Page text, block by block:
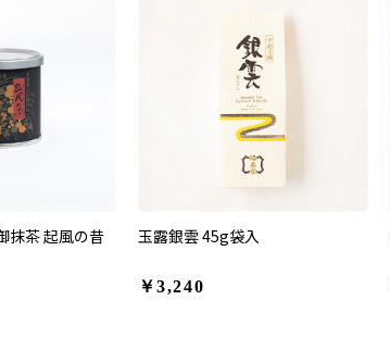
抹茶 起風の昔
玉露銀雲 45g袋入
￥3,240